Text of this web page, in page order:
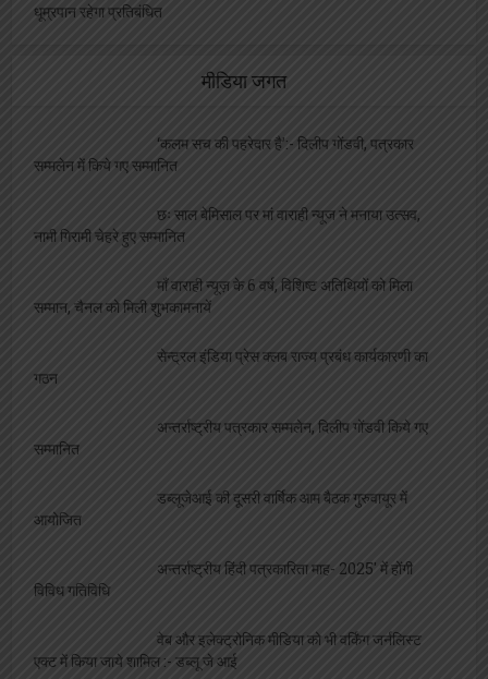
धूम्रपान रहेगा प्रतिबंधित
मीडिया जगत
‘कलम सच की पहरेदार है’:- दिलीप गोंडवी, पत्रकार
सम्मलेन में किये गए सम्मानित
छः साल बेमिसाल पर मां वाराही न्यूज ने मनाया उत्सव,
नामी गिरामी चेहरे हुए सम्मानित
माँ वाराही न्यूज़ के 6 वर्ष, विशिष्ट अतिथियों को मिला
सम्मान, चैनल को मिली शुभकामनायें
सेन्ट्रल इंडिया प्रेस क्लब राज्य प्रबंध कार्यकारणी का
गठन
अन्तर्राष्ट्रीय पत्रकार सम्मलेन, दिलीप गोंडवी किये गए
सम्मानित
डब्लूजेआई की दूसरी वार्षिक आम बैठक गुरुवायूर में
आयोजित
अन्तर्राष्ट्रीय हिंदी पत्रकारिता माह- 2025′ में होंगी
विविध गतिविधि
वेब और इलेक्ट्रोनिक मीडिया को भी वर्किंग जर्नलिस्ट
एक्ट में किया जाये शामिल :- डब्लू जे आई